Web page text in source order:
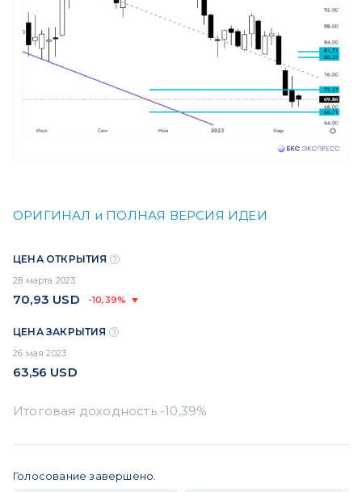
ОРИГИНАЛ и ПОЛНАЯ ВЕРСИЯ ИДЕИ
ЦЕНА ОТКРЫТИЯ
28 марта 2023
70,93 USD -10,39%
ЦЕНА ЗАКРЫТИЯ
26 мая 2023
63,56 USD
Голосование завершено.